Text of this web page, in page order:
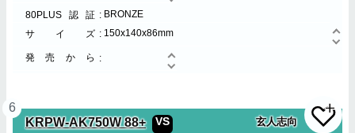
80PLUS認証
BRONZE
サイズ
150x140x86mm
発売から
6
KRPW-AK750W 88+ VS 玄人志向